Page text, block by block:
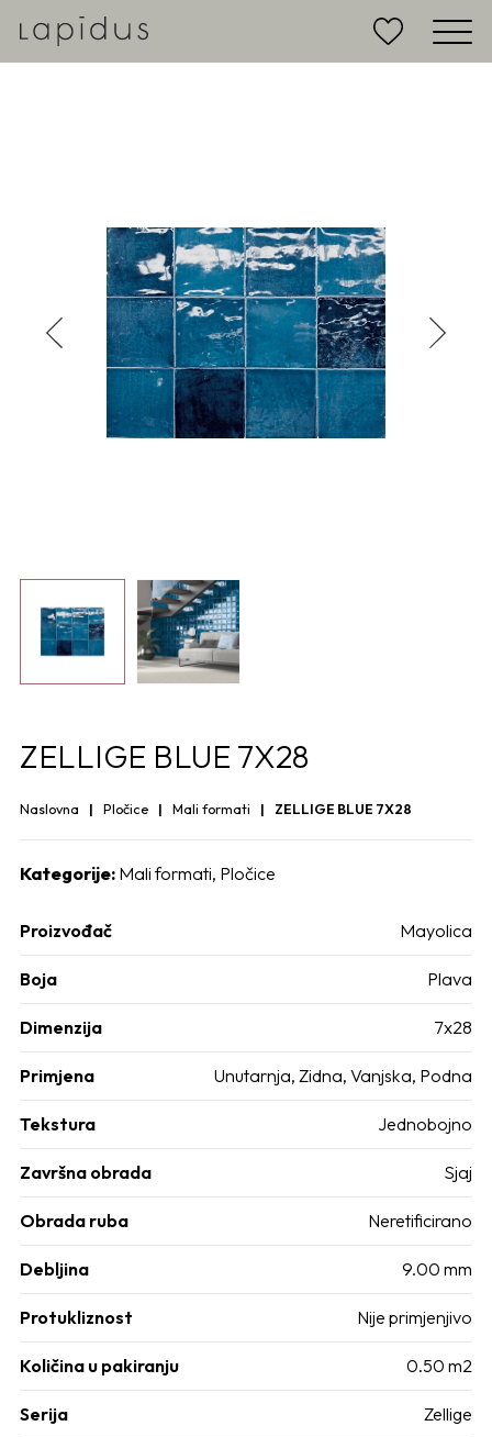
ZELLIGE BLUE 7X28
Naslovna Pločice Mali formati ZELLIGE BLUE 7X28
Kategorije: Mali formati, Pločice
Proizvođač Mayolica
Boja Plava
Dimenzija 7x28
Primjena Unutarnja, Zidna, Vanjska, Podna
Tekstura Jednobojno
Završna obrada Sjaj
Obrada ruba Neretificirano
Debljina 9.00 mm
Protukliznost Nije primjenjivo
Količina u pakiranju 0.50 m2
Serija Zellige